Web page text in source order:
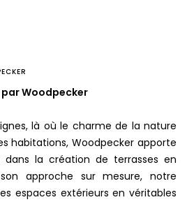
par Woodpecker
là où le charme de la nature
habitations, Woodpecker apporte
dans la création de terrasses en
approche sur mesure, notre
espaces extérieurs en véritables